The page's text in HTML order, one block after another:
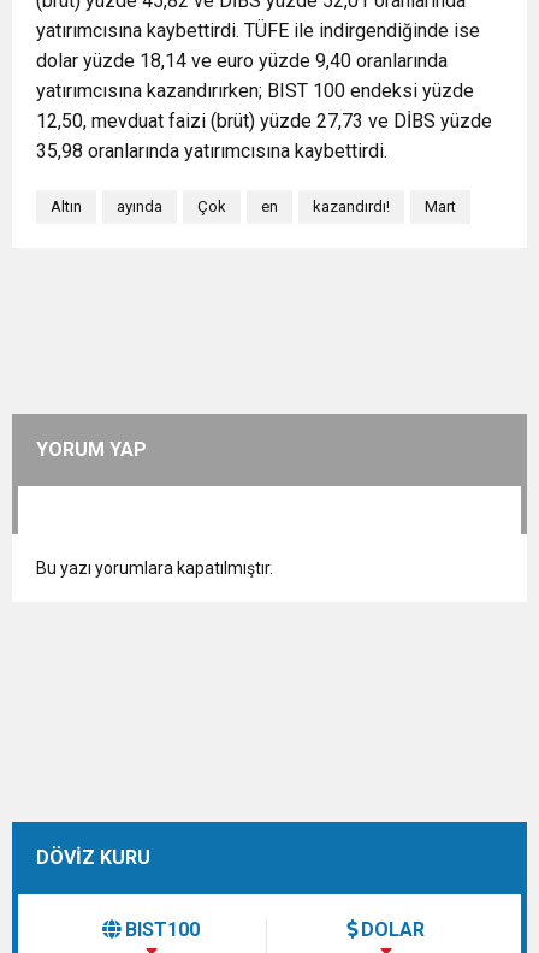
yatırımcısına kaybettirdi. TÜFE ile indirgendiğinde ise
dolar yüzde 18,14 ve euro yüzde 9,40 oranlarında
yatırımcısına kazandırırken; BIST 100 endeksi yüzde
12,50, mevduat faizi (brüt) yüzde 27,73 ve DİBS yüzde
35,98 oranlarında yatırımcısına kaybettirdi.
Altın ayında Çok en kazandırdı! Mart
YORUM YAP
Bu yazı yorumlara kapatılmıştır.
DÖVİZ KURU
BIST100 DOLAR